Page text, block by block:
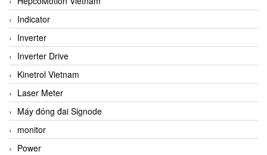
Indicator
Inverter
Inverter Drive
Kinetrol Vietnam
Laser Meter
Máy đóng đai Signode
monitor
Power